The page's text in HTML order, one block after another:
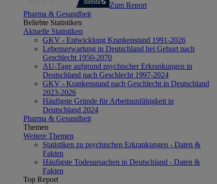
Zum Report
Pharma & Gesundheit
Beliebte Statistiken
Aktuelle Statistiken
GKV - Entwicklung Krankenstand 1991-2026
Lebenserwartung in Deutschland bei Geburt nach
Geschlecht 1950-2070
AU-Tage aufgrund psychischer Erkrankungen in
Deutschland nach Geschlecht 1997-2024
GKV - Krankenstand nach Geschlecht in Deutschland
2023-2026
Häufigste Gründe für Arbeitsunfähigkeit in
Deutschland 2024
Pharma & Gesundheit
Themen
Weitere Themen
Statistiken zu psychischen Erkrankungen - Daten &
Fakten
Häufigste Todesursachen in Deutschland - Daten &
Fakten
Top Report